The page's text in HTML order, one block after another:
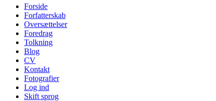
Forside
Forfatterskab
Oversættelser
Foredrag
Tolkning
Blog
CV
Kontakt
Fotografier
Log ind
Skift sprog